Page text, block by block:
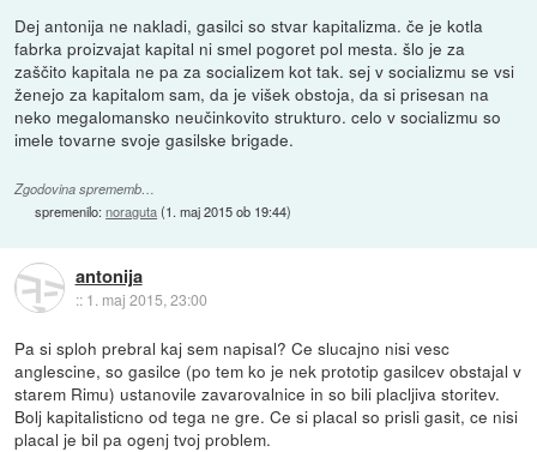
Dej antonija ne nakladi, gasilci so stvar kapitalizma. če je kotla
fabrka proizvajat kapital ni smel pogoret pol mesta. šlo je za
zaščito kapitala ne pa za socializem kot tak. sej v socializmu se vsi
ženejo za kapitalom sam, da je višek obstoja, da si prisesan na
neko megalomansko neučinkovito strukturo. celo v socializmu so
imele tovarne svoje gasilske brigade.
Zgodovina sprememb…
spremenilo:noraguta(1. maj 2015 ob 19:44)
antonija
:: 1. maj 2015, 23:00
Pa si sploh prebral kaj sem napisal? Ce slucajno nisi vesc
anglescine, so gasilce (po tem ko je nek prototip gasilcev obstajal v
starem Rimu) ustanovile zavarovalnice in so bili placljiva storitev.
Bolj kapitalisticno od tega ne gre. Ce si placal so prisli gasit, ce nisi
placal je bil pa ogenj tvoj problem.